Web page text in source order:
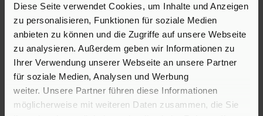
Diese Seite verwendet Cookies, um Inhalte und Anzeigen
zu personalisieren, Funktionen für soziale Medien
anbieten zu können und die Zugriffe auf unsere Webseite
zu analysieren. Außerdem geben wir Informationen zu
Ihrer Verwendung unserer Webseite an unsere Partner
für soziale Medien, Analysen und Werbung
weiter. Unsere Partner führen diese Informationen
möglicherweise mit weiteren Daten zusammen, die Sie